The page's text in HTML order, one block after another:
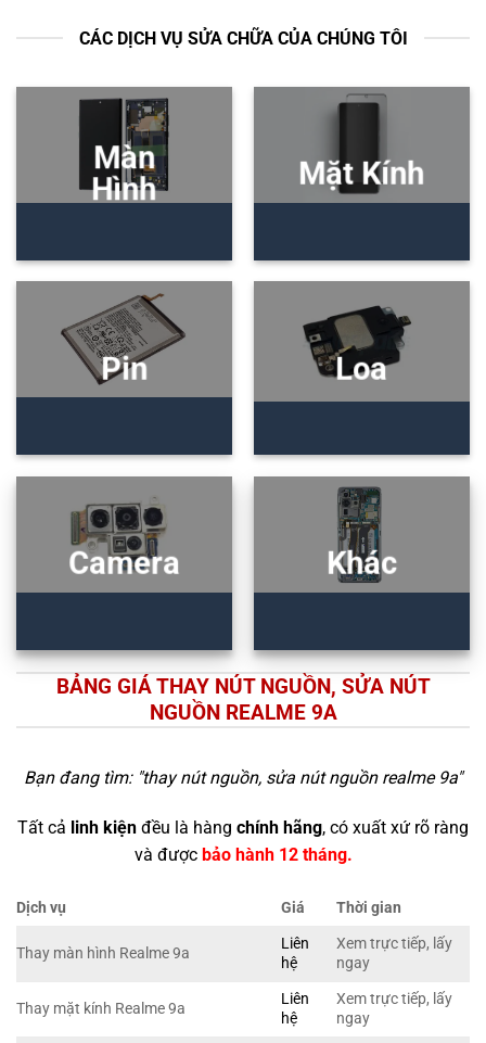
CÁC DỊCH VỤ SỬA CHỮA CỦA CHÚNG TÔI
Màn
Hình
Mặt Kính
Pin Loa
Camera Khác
BẢNG GIÁ THAY NÚT NGUỒN, SỬA NÚT
NGUỒN REALME 9A
Bạn đang tìm: "thay nút nguồn, sửa nút nguồn realme 9a"
Tất cả linh kiện đều là hàng chính hãng, có xuất xứ rõ ràng
và được bảo hành 12 tháng.
Dịch vụ Giá Thời gian
Thay màn hình Realme 9a
Liên
hệ
Xem trực tiếp, lấy
ngay
Thay mặt kính Realme 9a
Liên
hệ
Xem trực tiếp, lấy
ngay